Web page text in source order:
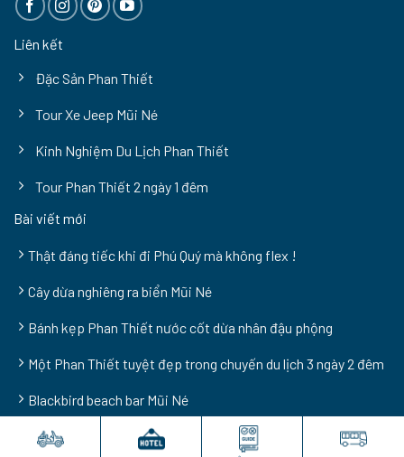
Liên kết
Đặc Sản Phan Thiết
Tour Xe Jeep Mũi Né
Kinh Nghiệm Du Lịch Phan Thiết
Tour Phan Thiết 2 ngày 1 đêm
Bài viết mới
Thật đáng tiếc khi đi Phú Quý mà không flex !
Cây dừa nghiêng ra biển Mũi Né
Bánh kẹp Phan Thiết nước cốt dừa nhân đậu phộng
Một Phan Thiết tuyệt đẹp trong chuyến du lịch 3 ngày 2 đêm
Blackbird beach bar Mũi Né